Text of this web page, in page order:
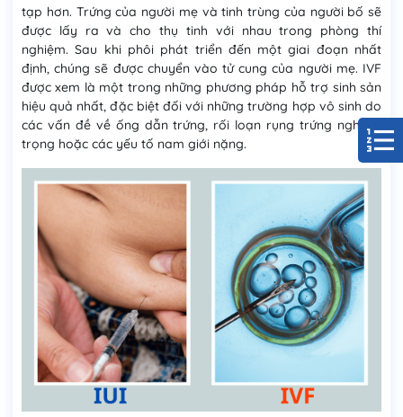
tạp hơn. Trứng của người mẹ và tinh trùng của người bố sẽ
được lấy ra và cho thụ tinh với nhau trong phòng thí
nghiệm. Sau khi phôi phát triển đến một giai đoạn nhất
định, chúng sẽ được chuyển vào tử cung của người mẹ. IVF
được xem là một trong những phương pháp hỗ trợ sinh sản
hiệu quả nhất, đặc biệt đối với những trường hợp vô sinh do
các vấn đề về ống dẫn trứng, rối loạn rụng trứng nghiêm
trọng hoặc các yếu tố nam giới nặng.